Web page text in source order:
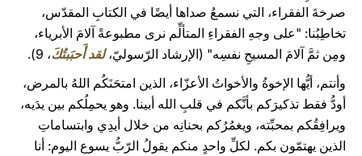
صرخةَ الفقراء، التي نسمعُ صداها أيضًا في الكتابِ المقدّس،
تخاطِبُنا: "على وجهِ الفقراءِ المتألِّم نرى مطبوعةً آلامَ الأبرياء،
ومِن ثمَّ آلامَ المسيحِ نفسِه" (الإرشاد الرّسوليّ،لقد أَحبَبتُكَ، 9).
وأنتم، أيُّها الإخوةُ والأخواتُ الأعزّاء، الذين امتحَنَكُم اللهُ بالمرض،
أودُّ فقط تذكيرَكم بأنَّكم في قلبِ الله أبينا. وهو يحمِلُكم بين يدَيه،
ويرافِقُكم بمحبِّته، ويغمُرُكم بحنانِه من خلال أيدِي وابتساماتِ
الذين يهتمّون بكم. لكلِّ واحدٍ منكم يقولُ الرّبُّ يسوع اليوم: أنا